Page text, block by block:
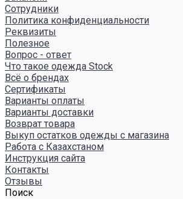
Сотрудники
Политика конфиденциальности
Реквизиты
Полезное
Вопрос - ответ
Что такое одежда Stock
Всё о брендах
Сертификаты
Варианты оплаты
Варианты доставки
Возврат товара
Выкуп остатков одежды с магазина
Работа с Казахстаном
Инструкция сайта
Контакты
Отзывы
Поиск